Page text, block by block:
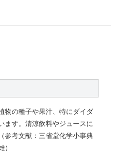
物の種子や果汁、特にダイダ
ます。清涼飲料やジュースに
参考文献：三省堂化学小事典